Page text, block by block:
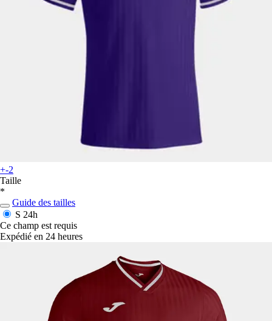
+-2
Taille
*
Guide des tailles
S 24h
Ce champ est requis
Expédié en 24 heures